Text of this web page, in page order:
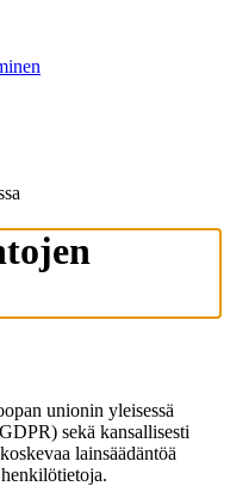
unionin yleisessä
sekä kansallisesti
lainsäädäntöä